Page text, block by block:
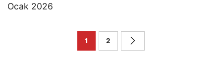
Ocak 2026
1 2